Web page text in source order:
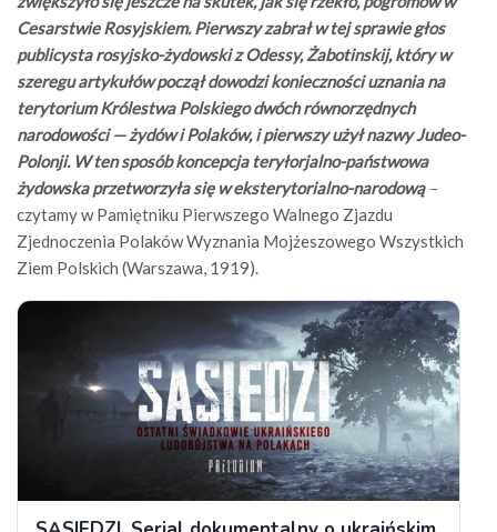
Cesarstwie Rosyjskiem. Pierwszy zabrał w tej sprawie głos
publicysta rosyjsko-żydowski z Odessy, Żabotinskij, który w
szeregu artykułów począł dowodzi konieczności uznania na
terytorium Królestwa Polskiego dwóch równorzędnych
narodowości — żydów i Polaków, i pierwszy użył nazwy Judeo-
Polonji. W ten sposób koncepcja teryłorjalno-państwowa
żydowska przetworzyła się w eksterytorialno-narodową–
czytamy w Pamiętniku Pierwszego Walnego Zjazdu
Zjednoczenia Polaków Wyznania Mojżeszowego Wszystkich
Ziem Polskich (Warszawa, 1919).